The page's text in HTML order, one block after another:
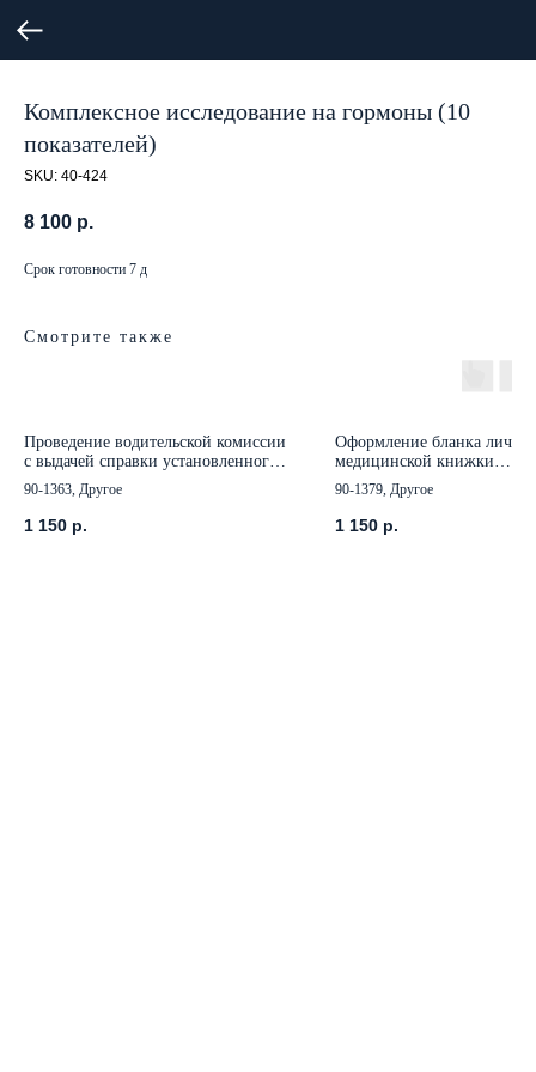
Комплексное исследование на гормоны (10
показателей)
SKU: 40-424
8 100 р.
Срок готовности 7 д
Смотрите также
Проведение водительской комиссии
с выдачей справки установленного
образца для водителей КАТ В
90-1363, Другое
1 150 р.
Оформление бланка
медицинской книжки
установленного образца
90-1379, Другое
1 150 р.